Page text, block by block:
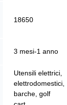
18650
3 mesi-1 anno
Utensili elettrici,
elettrodomestici,
barche, golf